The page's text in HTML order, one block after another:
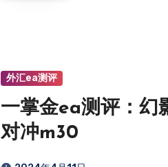
外汇ea测评
一掌金ea测评：幻
对冲m30